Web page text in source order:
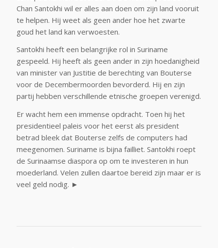
Chan Santokhi wil er alles aan doen om zijn land vooruit
te helpen. Hij weet als geen ander hoe het zwarte
goud het land kan verwoesten.
Santokhi heeft een belangrijke rol in Suriname
gespeeld. Hij heeft als geen ander in zijn hoedanigheid
van minister van Justitie de berechting van Bouterse
voor de Decembermoorden bevorderd. Hij en zijn
partij hebben verschillende etnische groepen verenigd.
Er wacht hem een immense opdracht. Toen hij het
presidentieel paleis voor het eerst als president
betrad bleek dat Bouterse zelfs de computers had
meegenomen. Suriname is bijna failliet. Santokhi roept
de Surinaamse diaspora op om te investeren in hun
moederland. Velen zullen daartoe bereid zijn maar er is
veel geld nodig. ►